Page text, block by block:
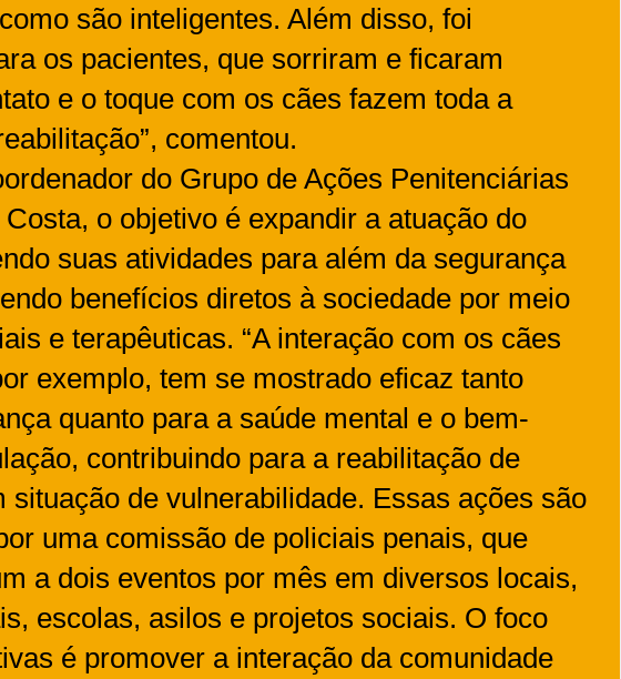
são inteligentes. Além disso, foi
os pacientes, que sorriram e ficaram
e o toque com os cães fazem toda a
comentou.
do Grupo de Ações Penitenciárias
o objetivo é expandir a atuação do
suas atividades para além da segurança
benefícios diretos à sociedade por meio
e terapêuticas. “A interação com os cães
exemplo, tem se mostrado eficaz tanto
quanto para a saúde mental e o bem-
contribuindo para a reabilitação de
situação de vulnerabilidade. Essas ações são
uma comissão de policiais penais, que
a dois eventos por mês em diversos locais,
escolas, asilos e projetos sociais. O foco
é promover a interação da comunidade